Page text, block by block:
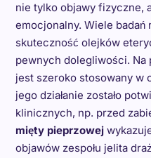
nie tylko objawy fizyczne,
emocjonalny. Wiele
skuteczność olejków
pewnych dolegliwości. Na
jest szeroko stosowany w
jego działanie zostało
klinicznych, np. przed
mięty pieprzowej
objawów zespołu jelita